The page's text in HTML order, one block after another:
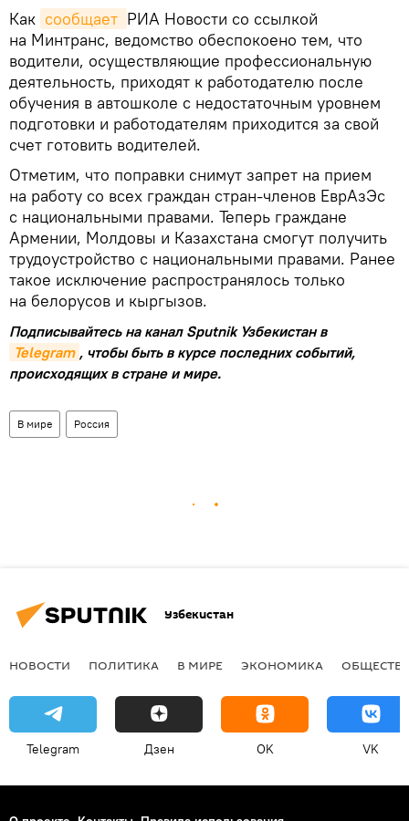
Как сообщает РИА Новости со ссылкой
на Минтранс, ведомство обеспокоено тем, что
водители, осуществляющие профессиональную
деятельность, приходят к работодателю после
обучения в автошколе с недостаточным уровнем
подготовки и работодателям приходится за свой
счет готовить водителей.
Отметим, что поправки снимут запрет на прием
на работу со всех граждан стран-членов ЕврАзЭс
с национальными правами. Теперь граждане
Армении, Молдовы и Казахстана смогут получить
трудоустройство с национальными правами. Ранее
такое исключение распространялось только
на белорусов и кыргызов.
Подписывайтесь на канал Sputnik Узбекистан в
Telegram , чтобы быть в курсе последних событий,
происходящих в стране и мире.
В мире Россия
Узбекистан
НОВОСТИ ПОЛИТИКА В МИРЕ ЭКОНОМИКА
Telegram Дзен OK VK